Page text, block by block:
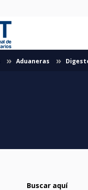
Aduaneras
Buscar aquí